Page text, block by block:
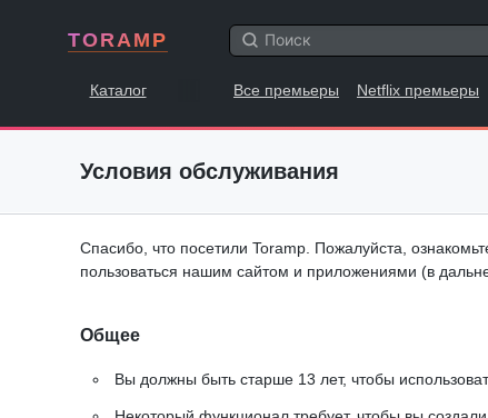
TORAMP
Каталог Все премьеры Netflix премьеры
Условия обслуживания
Спасибо, что посетили Toramp. Пожалуйста,
пользоваться нашим сайтом и приложениями (в
Общее
Вы должны быть старше 13 лет, чтобы